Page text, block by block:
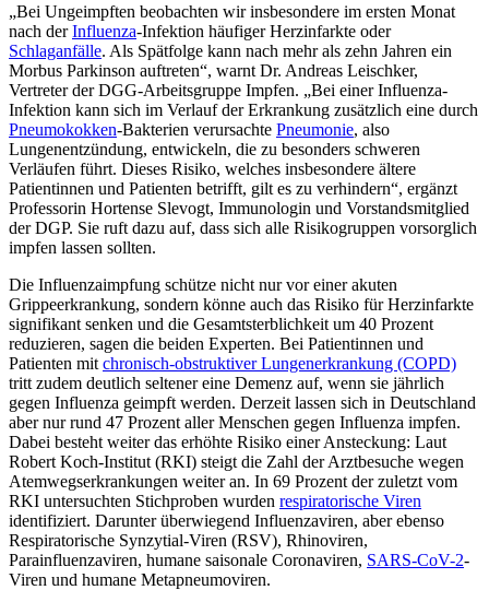
„Bei Ungeimpften beobachten wir insbesondere im ersten Monat
nach derInfluenza-Infektion häufiger Herzinfarkte oder
Schlaganfälle. Als Spätfolge kann nach mehr als zehn Jahren ein
Morbus Parkinson auftreten“, warnt Dr. Andreas Leischker,
Vertreter der DGG-Arbeitsgruppe Impfen. „Bei einer Influenza-
Infektion kann sich im Verlauf der Erkrankung zusätzlich eine durch
Pneumokokken-Bakterien verursachte Pneumonie, also
Lungenentzündung, entwickeln, die zu besonders schweren
Verläufen führt. Dieses Risiko, welches insbesondere ältere
Patientinnen und Patienten betrifft, gilt es zu verhindern“, ergänzt
Professorin Hortense Slevogt, Immunologin und Vorstandsmitglied
der DGP. Sie ruft dazu auf, dass sich alle Risikogruppen vorsorglich
impfen lassen sollten.
Die Influenzaimpfung schütze nicht nur vor einer akuten
Grippeerkrankung, sondern könne auch das Risiko für Herzinfarkte
signifikant senken und die Gesamtsterblichkeit um 40 Prozent
reduzieren, sagen die beiden Experten. Bei Patientinnen und
Patienten mit chronisch-obstruktiver Lungenerkrankung (COPD)
tritt zudem deutlich seltener eine Demenz auf, wenn sie jährlich
gegen Influenza geimpft werden. Derzeit lassen sich in Deutschland
aber nur rund 47 Prozent aller Menschen gegen Influenza impfen.
Dabei besteht weiter das erhöhte Risiko einer Ansteckung: Laut
Robert Koch-Institut (RKI) steigt die Zahl der Arztbesuche wegen
Atemwegserkrankungen weiter an. In 69 Prozent der zuletzt vom
RKI untersuchten Stichproben wurden respiratorische Viren
identifiziert. Darunter überwiegend Influenzaviren, aber ebenso
Respiratorische Synzytial-Viren (RSV), Rhinoviren,
Parainfluenzaviren, humane saisonale Coronaviren, SARS-CoV-2-
Viren und humane Metapneumoviren.